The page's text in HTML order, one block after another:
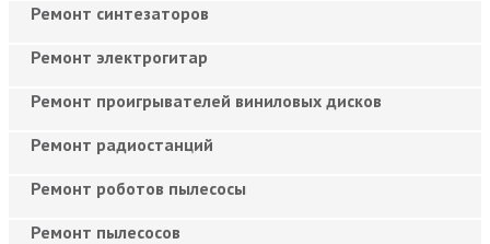
Ремонт синтезаторов
Ремонт электрогитар
Ремонт проигрывателей виниловых дисков
Ремонт радиостанций
Ремонт роботов пылесосы
Ремонт пылесосов